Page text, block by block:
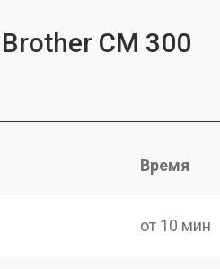
CM 300
Время
от 10 мин